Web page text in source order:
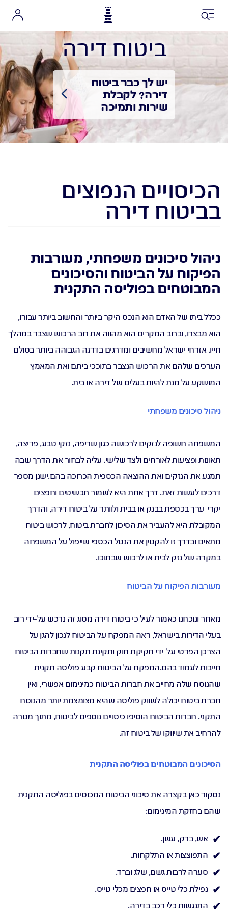
כניסה למגדל שלי
חסכון אישי והשקעות
חסכון פנסיוני
ביטוחים
שירותים
אני רוצה לקבל הצעה אונליין
ביטוח דירה ביטוח נסיעות לחו"ל
ביטוח דירה
יש לך כבר ביטוח
דירה? לקבלת
שירות ותמיכה
הכיסויים הנפוצים
בביטוח דירה
ניהול סיכונים משפחתי, מעורבות
הפיקוח על הביטוח והסיכונים
המבוטחים בפוליסה התקנית
ככלל ביתו של האדם הוא הנכס היקר ביותר והחשוב ביותר עבורו,
הוא מבצרו, וברוב המקרים הוא מהווה את רוב הרכוש שצבר במהלך
חייו. אזרחי ישראל מחשיבים ומדרגים בדרגה הגבוהה ביותר בסולם
הערכים שלהם את הרכוש הנצבר בתוככי ביתם ואת המאמץ
המושקע על מנת להיות בעלים של דירה או בית.
ניהול סיכונים משפחתי
המשפחה חשופה לנזקים לרכושה כגון שריפה, נזקי טבע, פריצה,
תאונות ופציעות לאורחים ולצד שלישי. עליה לבחור את הדרך שבה
תמנע את הנזקים ואת ההוצאה הכספית הכרוכה בהם.ישנן מספר
דרכים לעשות זאת. דרך אחת היא לשמור תכשיטים וחפצים
יקרי-ערך בכספת בבנק או בבית ולוותר על ביטוח דירה, והדרך
המקובלת היא להעביר את הסיכון לחברת ביטוח, לרכוש ביטוח
מתאים ובדרך זו להקטין את הנטל הכספי שייפול על המשפחה
במקרה של נזק לבית או לרכוש שבתוכו.
מעורבות הפיקוח על הביטוח
מאחר ונוכחנו כאמור לעיל כיביטוח דירה מסוג זה נרכש על-ידי רוב
בעלי הדירות בישראל, ראה המפקח על הביטוח לנכון להגן על
הצרכן הפרטי על-ידי חקיקת חוק ותקינת תקנות שחברות הביטוח
חייבות לעמוד בהם.המפקח על הביטוח קבע פוליסה תקנית
שהנוסח שלה מחייב את חברות הביטוח כמינימום אפשרי, ואין
חברת ביטוח יכולה לשווק פוליסה שהיא מצומצמת יותר מהנוסח
התקני. חברות הביטוח הוסיפו כיסויים נוספים לביטוח, מתוך מטרה
להרחיב את שיווקו של ביטוח זה.
הסיכונים המבוטחים בפוליסה התקנית
נסקור כאן בקצרה את סיכוני הביטוח המכוסים בפוליסה התקנית
שהם בחזקת המינימום:
אש, ברק, עשן.
התפוצצות או התלקחות.
סערה לרבות גשם, שלג וברד.
נפילת כלי טייס או חפצים מכלי טייס.
התנגשות כלי רכב בדירה.